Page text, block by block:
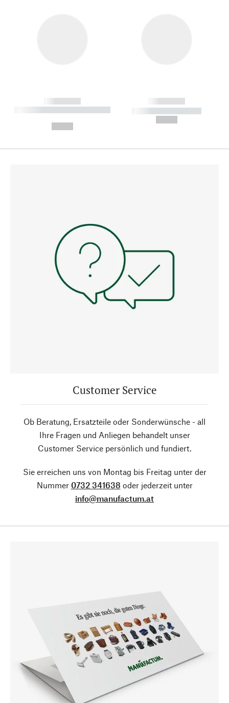
------------
----------- ----------- --------
------------
----------- -----------
Customer Service
Ob Beratung, Ersatzteile oder Sonderwünsche - all
Ihre Fragen und Anliegen behandelt unser
Customer Service persönlich und fundiert.
Sie erreichen uns von Montag bis Freitag unter der
Nummer 0732 341638 oder jederzeit unter
info@manufactum.at